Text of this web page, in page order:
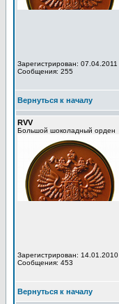
Зарегистрирован: 07.04.2011
Сообщения: 255
Вернуться к началу
RVV
Большой шоколадный орден
Зарегистрирован: 14.01.2010
Сообщения: 453
Вернуться к началу